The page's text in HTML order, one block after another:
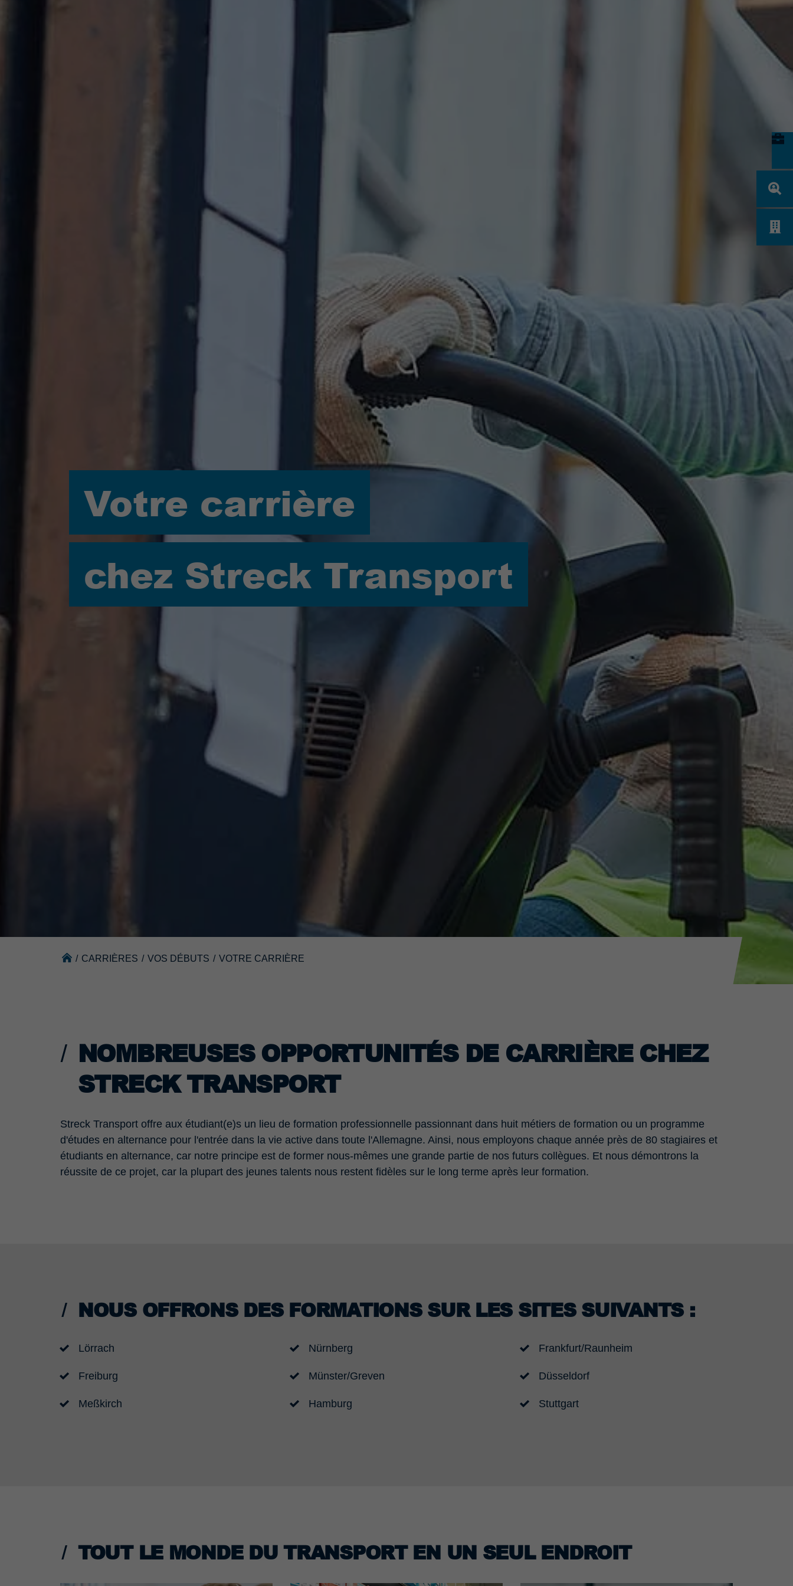
Votre carrière
chez Streck Transport
/ CARRIÈRES / VOS DÉBUTS / VOTRE CARRIÈRE
NOMBREUSES OPPORTUNITÉS DE CARRIÈRE CHEZ
STRECK TRANSPORT
Streck Transport offre aux étudiant(e)s un lieu de formation professionnelle passionnant dans huit métiers de formation ou un programme
d'études en alternance pour l'entrée dans la vie active dans toute l'Allemagne. Ainsi, nous employons chaque année près de 80 stagiaires et
étudiants en alternance, car notre principe est de former nous-mêmes une grande partie de nos futurs collègues. Et nous démontrons la
réussite de ce projet, car la plupart des jeunes talents nous restent fidèles sur le long terme après leur formation.
NOUS OFFRONS DES FORMATIONS SUR LES SITES SUIVANTS :
Lörrach
Freiburg
Meßkirch
Nürnberg
Münster/Greven
Hamburg
Frankfurt/Raunheim
Düsseldorf
Stuttgart
TOUT LE MONDE DU TRANSPORT EN UN SEUL ENDROIT